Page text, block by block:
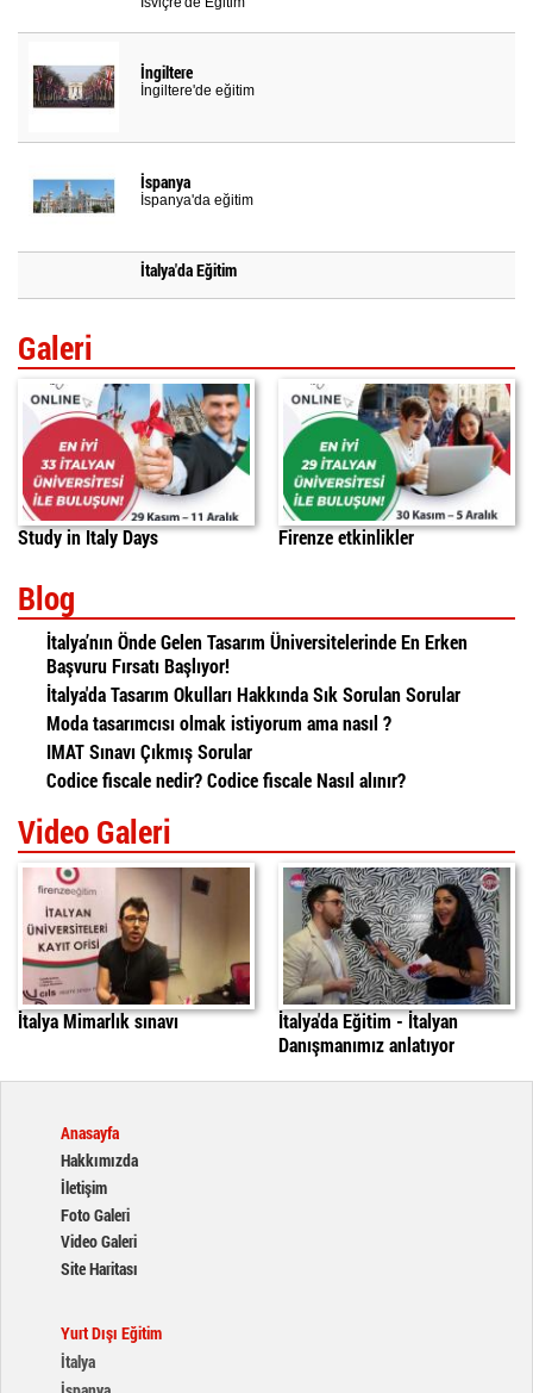
İngiltere
İngiltere'de eğitim
İspanya
İspanya'da eğitim
İtalya'da Eğitim
Galeri
Study in Italy Days Firenze etkinlikler
Blog
İtalya’nın Önde Gelen Tasarım Üniversitelerinde En Erken
Başvuru Fırsatı Başlıyor!
İtalya'da Tasarım Okulları Hakkında Sık Sorulan Sorular
Moda tasarımcısı olmak istiyorum ama nasıl ?
IMAT Sınavı Çıkmış Sorular
Codice fiscale nedir? Codice fiscale Nasıl alınır?
Video Galeri
İtalya'da Mimarlık Sınavı
İtalya Mimarlık sınavı
italyada egitim
daniele
İtalya'da Eğitim - İtalyan
Danışmanımız anlatıyor
Anasayfa
Hakkımızda
İletişim
Foto Galeri
Video Galeri
Site Haritası
Yurt Dışı Eğitim
İtalya